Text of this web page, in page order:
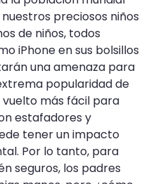
preciosos niños
de niños, todos
iPhone en sus bolsillos
una amenaza para
popularidad de
más fácil para
estafadores y
tener un impacto
Por lo tanto, para
seguros, los padres